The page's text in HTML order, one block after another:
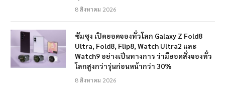
8 สิงหาคม 2026
ซัมซุง เปิดยอดจองทั่วโลก Galaxy Z Fold8
Ultra, Fold8, Flip8, Watch Ultra2 และ
Watch9 อย่างเป็นทางการ ว่ามียอดสั่งจองทั่ว
โลกสูงกว่ารุ่นก่อนหน้ากว่า 30%
8 สิงหาคม 2026